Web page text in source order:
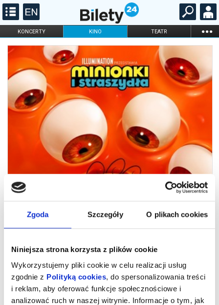
Zgoda Szczegóły O plikach cookies
Niniejsza strona korzysta z plików cookie
Wykorzystujemy pliki cookie w celu realizacji usług
zgodnie z Polityką cookies , do spersonalizowania treści
i reklam, aby oferować funkcje społecznościowe i
analizować ruch w naszej witrynie. Informacje o tym, jak
KONCERTY KINO TEATR ...
FILHARMONIA OPERA I BALET
STAND-UP
DLA DZIECI
ONLINE KARNETY